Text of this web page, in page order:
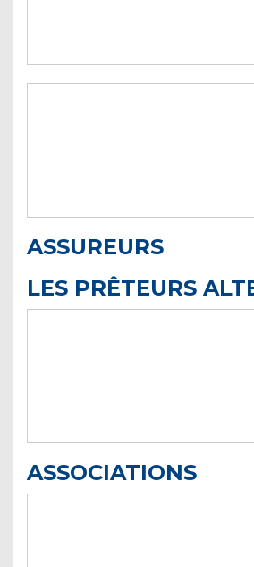
ASSUREURS
LES PRÊTEURS
ASSOCIATIONS